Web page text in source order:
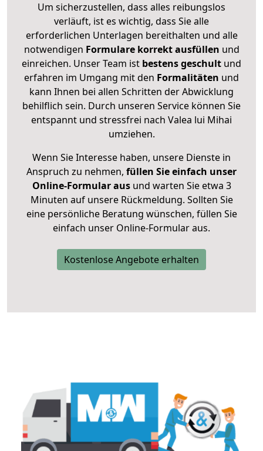
Um sicherzustellen, dass alles reibungslos
verläuft, ist es wichtig, dass Sie alle
erforderlichen Unterlagen bereithalten und alle
notwendigen Formulare korrekt ausfüllen und
einreichen. Unser Team ist bestens geschult und
erfahren im Umgang mit den Formalitäten und
kann Ihnen bei allen Schritten der Abwicklung
behilflich sein. Durch unseren Service können Sie
entspannt und stressfrei nach Valea lui Mihai
umziehen.
Wenn Sie Interesse haben, unsere Dienste in
Anspruch zu nehmen, füllen Sie einfach unser
Online-Formular ausund warten Sie etwa 3
Minuten auf unsere Rückmeldung. Sollten Sie
eine persönliche Beratung wünschen, füllen Sie
einfach unser Online-Formular aus.
Kostenlose Angebote erhalten